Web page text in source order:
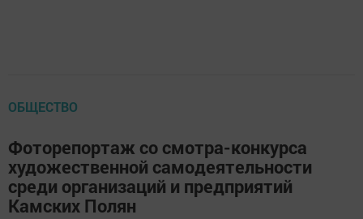
ОБЩЕСТВО
Фоторепортаж со смотра-конкурса
художественной самодеятельности
среди организаций и предприятий
Камских Полян